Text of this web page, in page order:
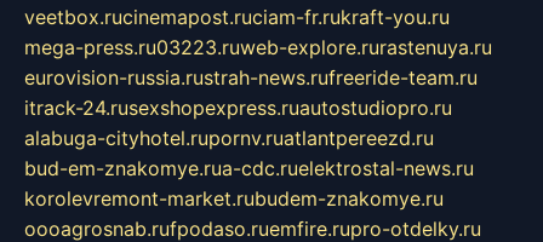
veetbox.rucinemapost.ruciam-fr.rukraft-you.ru
mega-press.ru03223.ruweb-explore.rurastenuya.ru
eurovision-russia.rustrah-news.rufreeride-team.ru
itrack-24.rusexshopexpress.ruautostudiopro.ru
alabuga-cityhotel.rupornv.ruatlantpereezd.ru
bud-em-znakomye.rua-cdc.ruelektrostal-news.ru
korolevremont-market.rubudem-znakomye.ru
oooagrosnab.rufpodaso.ruemfire.rupro-otdelky.ru